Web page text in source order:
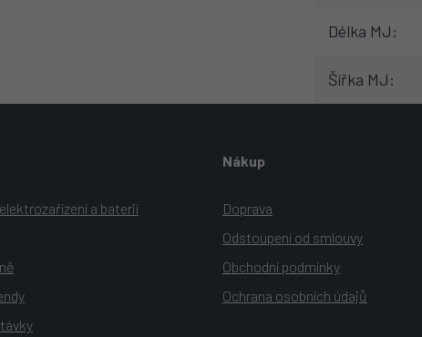
Délka MJ:
Šířka MJ:
a baterií
Nákup
Doprava
Odstoupení od smlouvy
Obchodní podmínky
Ochrana osobních údajů